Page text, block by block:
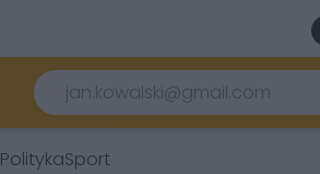
PolitykaSport